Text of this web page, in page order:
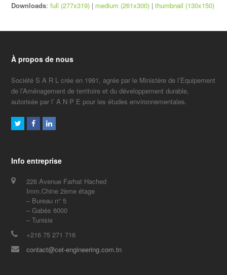
Downloads:full (277x319) | medium (261x300) |thumbnail (130x150)
À propos de nous
Société S A R L crée en 1991, agrée par le Ministère de l’Equipement
de l’Aménagement de territoire et du développement durable,
autorisée par l’ A N P E pour les études environnementales.
TwitterFacebookLinkedIn
Info entreprise
226 Avenue Farhat Hached
Imm.Chine 2ème étage
– Bureau n° 5
– Gabès 6000
– Tunisie
+216 75 271 716
contact@cet-engineering.com.tn